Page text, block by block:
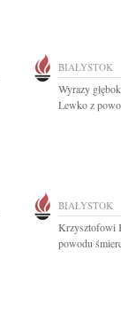
BIAŁYSTOK
Wyrazy
Lewko z
BIAŁYSTOK
Krzysztofowi
powodu